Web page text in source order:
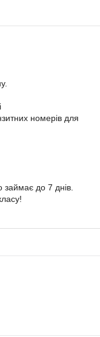
номерів для
займає до 7 днів.